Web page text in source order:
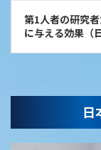
第1人者の研究
に与える効果（
日